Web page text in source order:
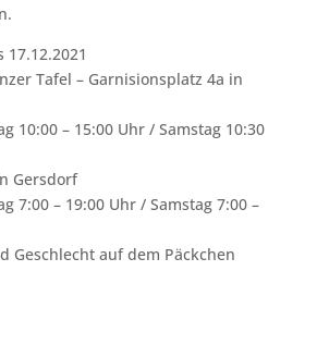
Tafel – Garnisionsplatz 4a in
10:00 – 15:00 Uhr / Samstag 10:30
Gersdorf
7:00 – 19:00 Uhr / Samstag 7:00 –
Geschlecht auf dem Päckchen